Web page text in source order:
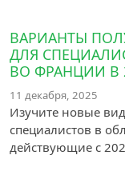
ВАРИАНТЫ
ДЛЯ
ВО ФРАНЦИИ В
11 декабря, 2025
Изучите новые
специалистов в
действующие с